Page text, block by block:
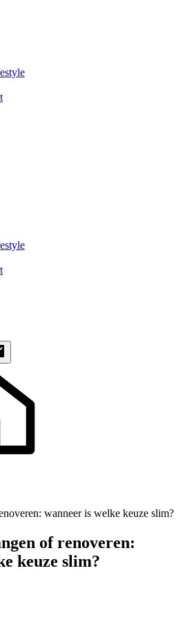
wanneer is welke keuze slim?
of renoveren:
keuze slim?